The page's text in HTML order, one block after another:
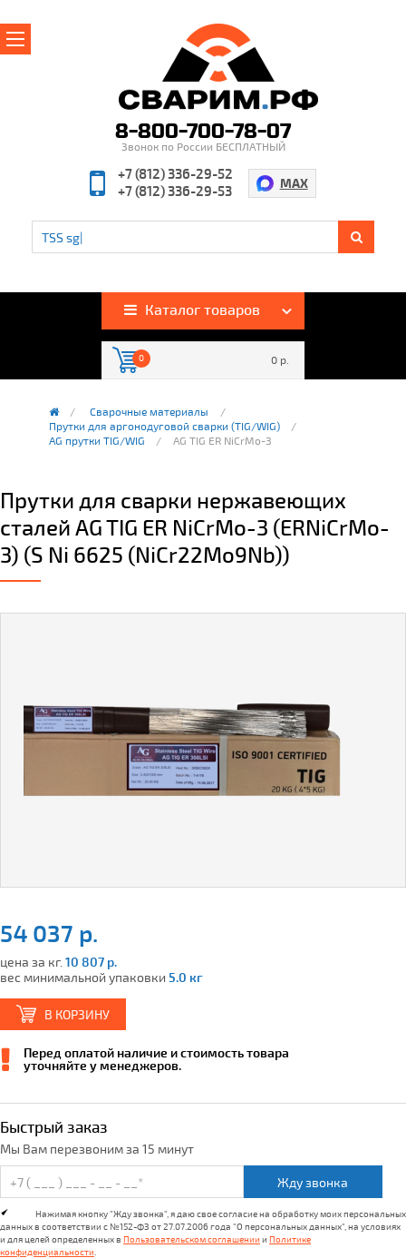
Производители
Полезная информация
Гарантия и возврат
8-800-700-78-07
Звонок по России БЕСПЛАТНЫЙ
+7 (812) 336-29-52
+7 (812) 336-29-53
MAX
Каталог товаров
0 0 р.
Сварочные материалы
Прутки для аргонодуговой сварки (TIG/WIG)
AG прутки TIG/WIG
AG TIG ER NiCrMo-3
Прутки для сварки нержавеющих
сталей AG TIG ER NiCrMo-3 (ERNiCrMo-
3) (S Ni 6625 (NiCr22Mo9Nb))
54 037 р.
цена за кг. 10 807 р.
вес минимальной упаковки 5.0 кг
В КОРЗИНУ
Перед оплатой наличие и стоимость товара
уточняйте у менеджеров.
Быстрый заказ
Мы Вам перезвоним за 15 минут
Жду звонка
Нажимая кнопку "Жду звонка", я даю свое согласие на обработку моих персональных
данных в соответствии с №152-ФЗ от 27.07.2006 года "О персональных данных", на условиях
и для целей определенных в Пользовательском соглашении и Политике
конфиденциальности